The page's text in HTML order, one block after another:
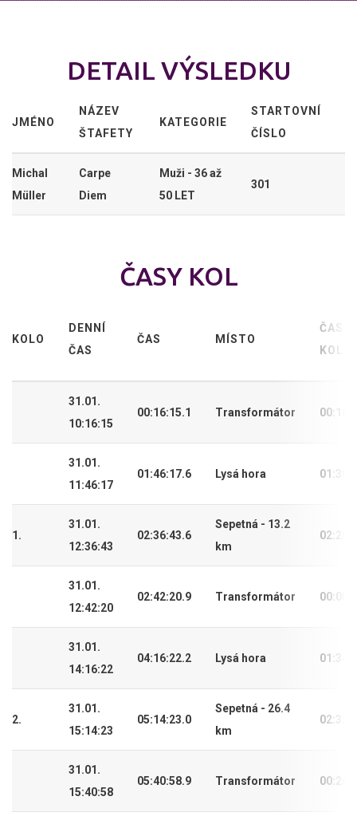
DETAIL VÝSLEDKU
JMÉNO
NÁZEV
ŠTAFETY
KATEGORIE
STARTOVNÍ
ČÍSLO
Michal
Müller
Carpe
Diem
Muži - 36 až
50 LET
301
ČASY KOL
KOLO
DENNÍ
ČAS
ČAS MÍSTO
ČAS
KOLA
31.01.
10:16:15
00:16:15.1 Transformátor
31.01.
11:46:17
01:46:17.6 Lysá hora
1.
31.01.
12:36:43
02:36:43.6
Sepetná - 13.2
km
31.01.
12:42:20
02:42:20.9 Transformátor
31.01.
14:16:22
04:16:22.2 Lysá hora
2.
31.01.
15:14:23
05:14:23.0
Sepetná - 26.4
km
31.01.
15:40:58
05:40:58.9 Transformátor